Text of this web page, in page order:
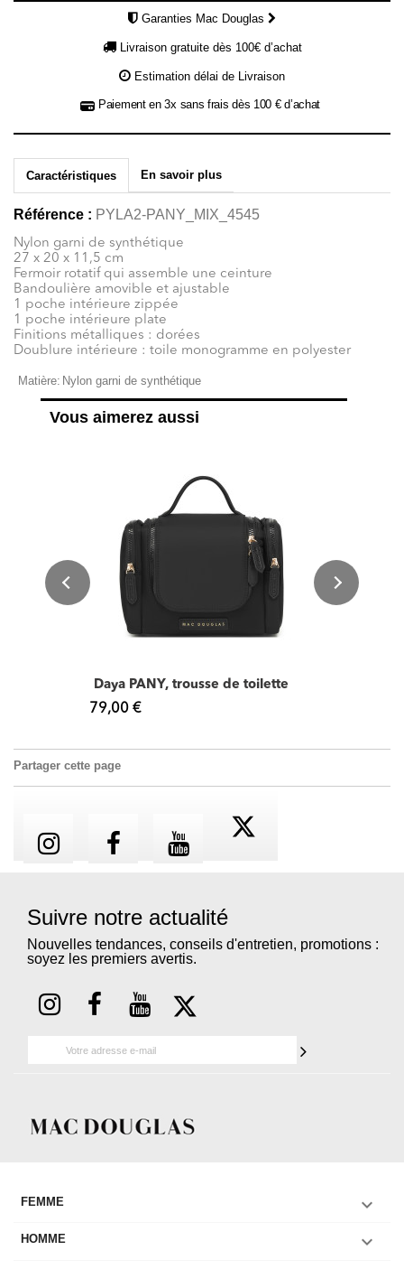
Garanties Mac Douglas
Livraison gratuite dès 100€ d’achat
Estimation délai de Livraison
Paiement en 3x sans frais dès 100 € d’achat
Caractéristiques En savoir plus
Référence : PYLA2-PANY_MIX_4545
Nylon garni de synthétique
27 x 20 x 11,5 cm
Fermoir rotatif qui assemble une ceinture
Bandoulière amovible et ajustable
1 poche intérieure zippée
1 poche intérieure plate
Finitions métalliques : dorées
Doublure intérieure : toile monogramme en polyester
Matière: Nylon garni de synthétique
Vous aimerez aussi
Daya PANY, trousse de toilette
79,00 €
Partager cette page
Suivre notre actualité
Nouvelles tendances, conseils d'entretien, promotions :
soyez les premiers avertis.
FEMME 
HOMME
